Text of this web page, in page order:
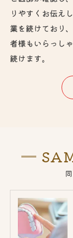
りやすくお伝え
業を続けており
者様もいらっし
続けます。